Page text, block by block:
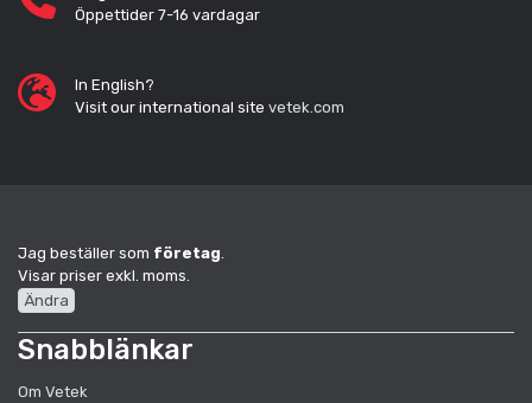
Öppettider 7-16 vardagar
In English?
Visit our international site vetek.com
Jag beställer som företag.
Visar priser exkl. moms.
Ändra
Snabblänkar
Om Vetek